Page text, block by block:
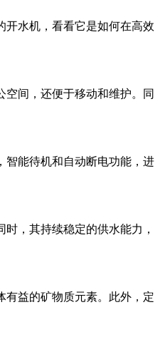
开水机，看看它是如何在高效
间，还便于移动和维护。同
智能待机和自动断电功能，进
，其持续稳定的供水能力，
有益的矿物质元素。此外，定